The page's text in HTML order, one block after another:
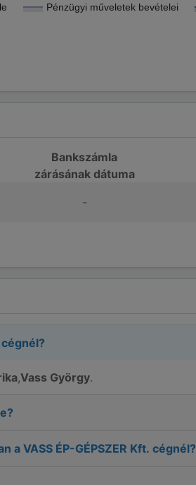
Pénzügyi műveletek bevételei
Bankszámla
zárásának dátuma
-
cégnél?
,Vass György.
aVASS ÉP-GÉPSZER Kft. cégnél?